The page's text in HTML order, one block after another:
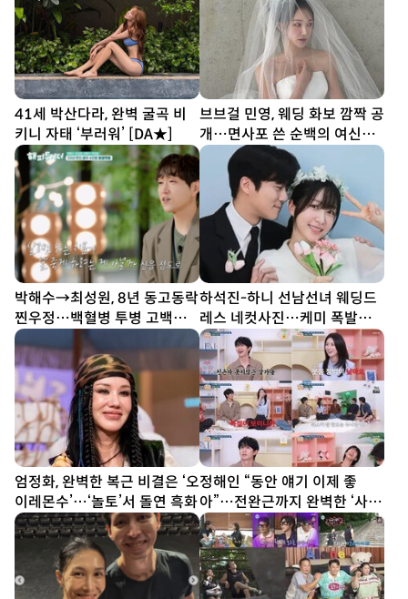
41세 박산다라, 완벽 굴곡 비
키니 자태 ‘부러워’ [DA★]
브브걸 민영, 웨딩 화보 깜짝 공
개…면사포 쓴 순백의 여신
[DA★]
박해수→최성원, 8년 동고동락
찐우정…백혈병 투병 고백에
눈물 (해투)
하석진-하니 선남선녀 웨딩드
레스 네컷사진…케미 폭발
[DA★]
엄정화, 완벽한 복근 비결은 ‘오
이레몬수’…‘놀토’서 돌연 흑화
정해인 “동안 얘기 이제 좋
아”…전완근까지 완벽한 ‘사기
캐’ (옥문아)